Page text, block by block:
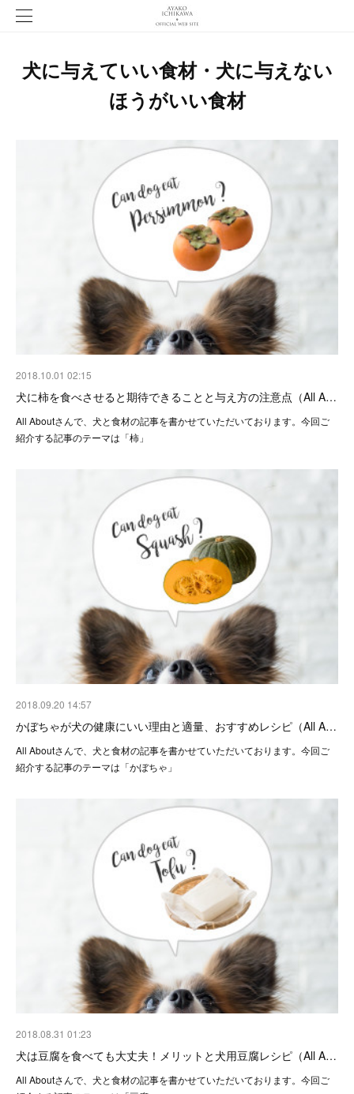
犬に与えていい食材・犬に与えない
ほうがいい食材
2018.10.01 02:15
犬に柿を食べさせると期待できることと与え方の注意点（All A…
All Aboutさんで、犬と食材の記事を書かせていただいております。今回ご
紹介する記事のテーマは「柿」
2018.09.20 14:57
かぼちゃが犬の健康にいい理由と適量、おすすめレシピ（All A…
All Aboutさんで、犬と食材の記事を書かせていただいております。今回ご
紹介する記事のテーマは「かぼちゃ」
2018.08.31 01:23
犬は豆腐を食べても大丈夫！メリットと犬用豆腐レシピ（All A…
All Aboutさんで、犬と食材の記事を書かせていただいております。今回ご